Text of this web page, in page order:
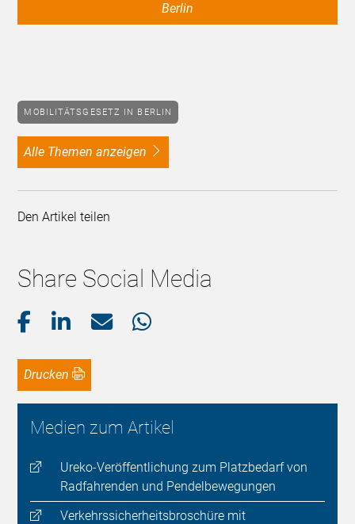
Berlin
MOBILITÄTSGESETZ IN BERLIN
alle Themen anzeigen
Den Artikel teilen
Share Social Media
Drucken
Medien zum Artikel
Ureko-Veröffentlichung zum Platzbedarf von
Radfahrenden und Pendelbewegungen
Verkehrssicherheitsbroschüre mit